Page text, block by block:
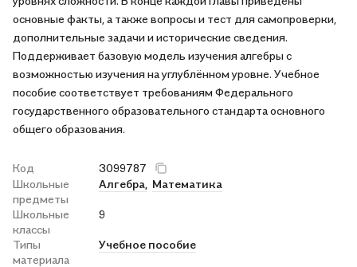
основные факты, а также вопросы и тест для самопроверки,
дополнительные задачи и исторические сведения.
Поддерживает базовую модель изучения алгебры с
возможностью изучения на углублённом уровне. Учебное
пособие соответствует требованиям Федерального
государственного образовательного стандарта основного
общего образования.
Код
3099787
Школьные
предметы
Алгебра, Математика
Школьные
классы
9
Типы
материала
Учебное пособие